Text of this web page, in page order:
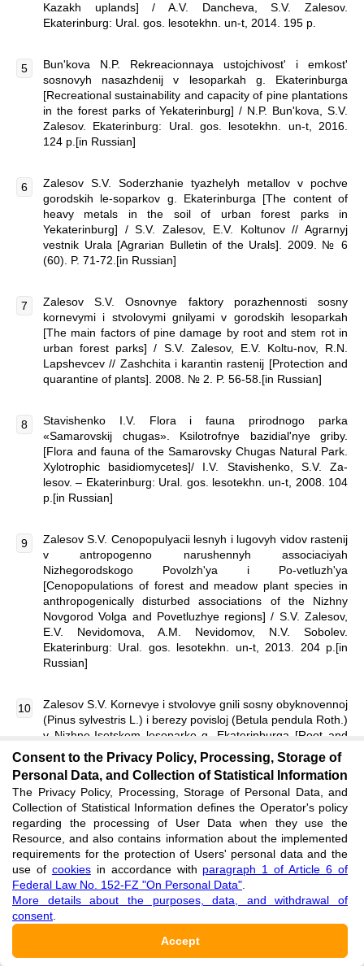
Kazakh uplands] / A.V. Dancheva, S.V. Zalesov.
Ekaterinburg: Ural. gos. lesotekhn. un-t, 2014. 195 p.
Bun'kova N.P. Rekreacionnaya ustojchivost' i emkost'
sosnovyh nasazhdenij v lesoparkah g. Ekaterinburga
[Recreational sustainability and capacity of pine plantations
in the forest parks of Yekaterinburg] / N.P. Bun'kova, S.V.
Zalesov. Ekaterinburg: Ural. gos. lesotekhn. un-t, 2016.
124 p.[in Russian]
Zalesov S.V. Soderzhanie tyazhelyh metallov v pochve
gorodskih le-soparkov g. Ekaterinburga [The content of
heavy metals in the soil of urban forest parks in
Yekaterinburg] / S.V. Zalesov, E.V. Koltunov // Agrarnyj
vestnik Urala [Agrarian Bulletin of the Urals]. 2009. № 6
(60). P. 71-72.[in Russian]
Zalesov S.V. Osnovnye faktory porazhennosti sosny
kornevymi i stvolovymi gnilyami v gorodskih lesoparkah
[The main factors of pine damage by root and stem rot in
urban forest parks] / S.V. Zalesov, E.V. Koltu-nov, R.N.
Lapshevcev // Zashchita i karantin rastenij [Protection and
quarantine of plants]. 2008. № 2. P. 56-58.[in Russian]
Stavishenko I.V. Flora i fauna prirodnogo parka
«Samarovskij chugas». Ksilotrofnye bazidial'nye griby.
[Flora and fauna of the Samarovsky Chugas Natural Park.
Xylotrophic basidiomycetes]/ I.V. Stavishenko, S.V. Za-
lesov. – Ekaterinburg: Ural. gos. lesotekhn. un-t, 2008. 104
p.[in Russian]
Zalesov S.V. Cenopopulyacii lesnyh i lugovyh vidov rastenij
v antropogenno narushennyh associaciyah
Nizhegorodskogo Povolzh'ya i Po-vetluzh'ya
[Cenopopulations of forest and meadow plant species in
anthropogenically disturbed associations of the Nizhny
Novgorod Volga and Povetluzhye regions] / S.V. Zalesov,
E.V. Nevidomova, A.M. Nevidomov, N.V. Sobolev.
Ekaterinburg: Ural. gos. lesotekhn. un-t, 2013. 204 p.[in
Russian]
Zalesov S.V. Kornevye i stvolovye gnili sosny obyknovennoj
(Pinus sylvestris L.) i berezy povisloj (Betula pendula Roth.)
v Nizhne-Isetskom lesoparke g. Ekaterinburga [Root and
stem rots of Scotch pine (Pinus sylvestris L.) and drooping
birch (Betula pendula Roth.) in the Nizhne-Isetsky forest
park of Yekaterinburg] / S.V. Zalesov, E.V. Koltunov //
Agrarnyj vestnik Urala [Agrarian Bulletin of the Urals].
2009. № 1 (55). P. 73-75.[in Russian]
Koltunov E.V. Kornevaya i stvolovaya gnili sosny
obyknovennoj (Pinus silvestris L.) v gorodskih lesoparkah
g. Ekaterinburga [Root and stem rot of Scotch pine (Pinus
silvestris L.) in urban forest parks of Yekaterinburg] / E.V.
Koltu-nov, S.V. Zalesov, R.N. Lapshevcev // Lesa Urala i
hozyajstvo v nih [Forests of the Urals and the economy in
them]. 2007. № 29. P. 247-262.[in Russian]
Consent to the Privacy Policy, Processing, Storage of
Personal Data, and Collection of Statistical Information
The Privacy Policy, Processing, Storage of Personal Data, and
Collection of Statistical Information defines the Operator's policy
regarding the processing of User Data when they use the
Resource, and also contains information about the implemented
requirements for the protection of Users' personal data and the
use of cookiesin accordance with paragraph 1 of Article 6 of
Federal Law No. 152-FZ "On Personal Data"
More details about the purposes, data, and withdrawal of
consent
Accept